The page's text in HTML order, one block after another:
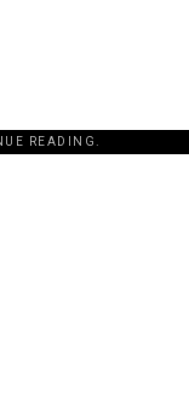
READING.